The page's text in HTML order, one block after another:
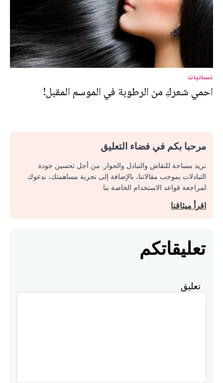
نسائيات
احمي شعركِ من الرطوبة في الموسم المقبل!
مرحبا بكم في فضاء التعليق
نريد مساحة للنقاش والتبادل والحوار. من أجل تحسين جودة
التبادلات بموجب مقالاتنا، بالإضافة إلى تجربة مساهمتك، ندعوك
لمراجعة قواعد الاستخدام الخاصة بنا.
اقرأ ميثاقنا
تعليقاتكم
تعليق